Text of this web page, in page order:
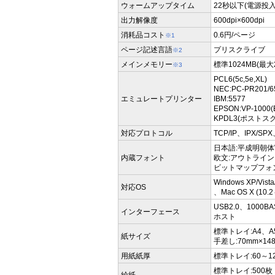
ウォームアップタイム
22秒以下(電源投
出力解像度
600dpi×600dpi
消耗品コスト ※1
0.6円/ページ
ページ記述言語※2
プリスクライブ
メインメモリー※3 標準1024MB(最
エミュレートプリンター
PCL6(5c,5e,XL)
NEC:PC-PR201/
IBM:5577
EPSON:VP-
KPDL3(ポストス
対応プロトコル
TCP/IP、IPX/
内蔵フォント
日本語:平成明朝
欧文:アウトライ
ビットマップフ
対応OS
Windows XP/
、Mac OS X
インターフェース
USB2.0、
ホスト
紙サイズ
標準トレイ:A4、
手差し
用紙紙厚
標準トレイ:60～
標準トレイ:500枚